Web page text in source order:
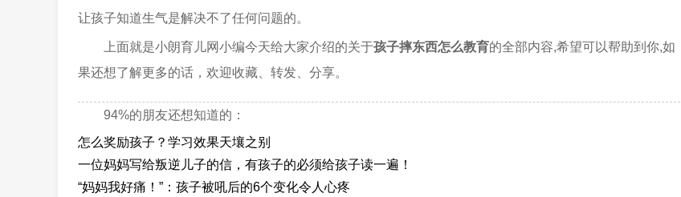
让孩子知道生气是解决不了任何问题的。
上面就是小朗育儿网小编今天给大家介绍的关于孩子摔东西怎么教育的全部内容,希望可以帮助到你,如
果还想了解更多的话，欢迎收藏、转发、分享。
94%的朋友还想知道的：
怎么奖励孩子？学习效果天壤之别
一位妈妈写给叛逆儿子的信，有孩子的必须给孩子读一遍！
“妈妈我好痛！”：孩子被吼后的6个变化令人心疼